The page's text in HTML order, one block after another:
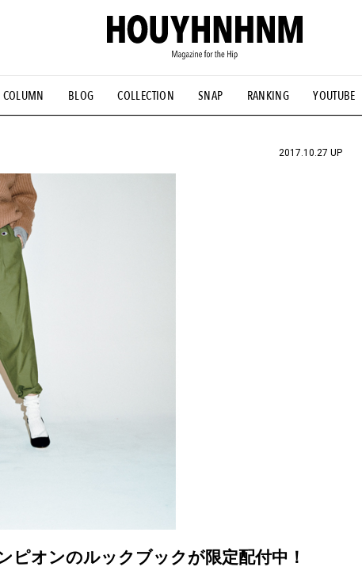
COLUMN BLOG COLLECTION SNAP RANKING YOUTUBE
#古着サミット #NEW VINTAGE #マイナーグッド図鑑
#FOCUS IT #AH.H #ととけん #FASHION #MUSIC
2017.10.27 UP
ピオンのルックブックが限定配付中！